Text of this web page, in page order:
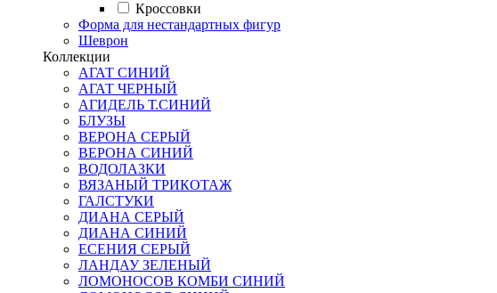
Кроссовки
Форма для нестандартных фигур
Шеврон
Коллекции
АГАТ СИНИЙ
АГАТ ЧЕРНЫЙ
АГИДЕЛЬ Т.СИНИЙ
БЛУЗЫ
ВЕРОНА СЕРЫЙ
ВЕРОНА СИНИЙ
ВОДОЛАЗКИ
ВЯЗАНЫЙ ТРИКОТАЖ
ГАЛСТУКИ
ДИАНА СЕРЫЙ
ДИАНА СИНИЙ
ЕСЕНИЯ СЕРЫЙ
ЛАНДАУ ЗЕЛЕНЫЙ
ЛОМОНОСОВ КОМБИ СИНИЙ